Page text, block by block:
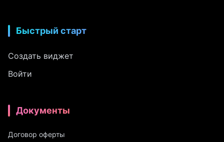
Быстрый старт
Создать виджет
Войти
Документы
Договор оферты